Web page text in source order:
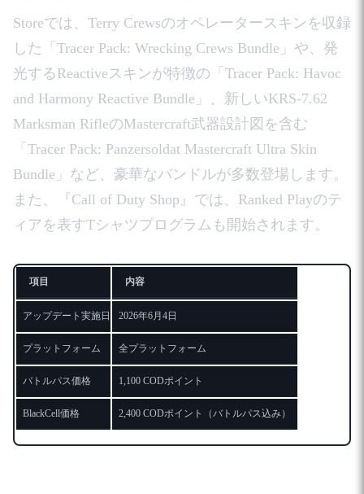
Storeでは、Terry Crewsのオペレータースキンを収録
した「Tracer Pack: Wrecking Crews Bundle」や、発
光するReactiveスキンが特徴の「Tracer Pack: Havoc
and Harmony Reactive Bundle」、新しいKRS-7.62
Marksman RifleのMastercraft武器設計図を含む
「Tracer Pack: Panzersoldat Mastercraft Ultra Skin
Bundle」など、豪華なバンドルが多数登場します。
また、『Call of Duty Shop』では、Ranked Playのテ
ィアを表すTシャツプログラムも開始されます。
項目 内容
アップデート実施日 2026年6月4日
プラットフォーム 全プラットフォーム
バトルパス価格 1,100 CODポイント
BlackCell価格 2,400 CODポイント（バトルパス込み）